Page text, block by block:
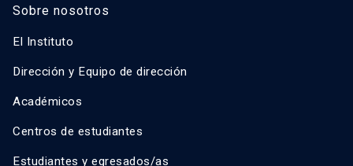
Sobre nosotros
El Instituto
Dirección y Equipo de dirección
Académicos
Centros de estudiantes
Estudiantes y egresados/as